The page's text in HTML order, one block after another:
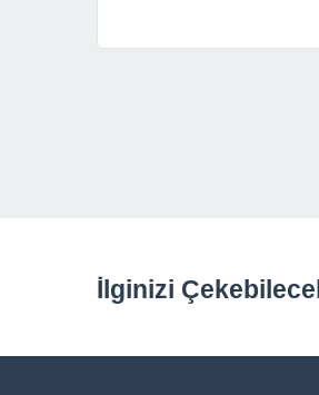
İlginizi